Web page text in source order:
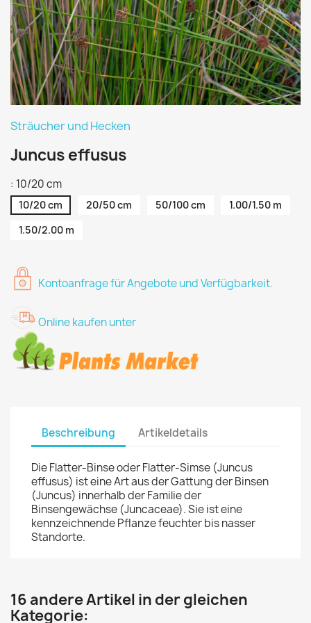
Sträucher und Hecken
Juncus effusus
: 10/20 cm
10/20 cm 20/50 cm 50/100 cm
1.00/1.50 m
1.50/2.00 m
Kontoanfrage für Angebote und Verfügbarkeit.
Online kaufen unter
Beschreibung Artikeldetails
Die Flatter-Binse oder Flatter-Simse (Juncus
effusus) ist eine Art aus der Gattung der Binsen
(Juncus) innerhalb der Familie der
Binsengewächse (Juncaceae). Sie ist eine
kennzeichnende Pflanze feuchter bis nasser
Standorte.
16 andere Artikel in der gleichen
Kategorie: